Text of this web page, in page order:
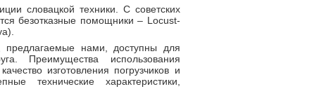
словацкой техники. С советских
безотказные помощники – Locust-
нами, доступны для
Преимущества использования
изготовления погрузчиков и
технические характеристики,